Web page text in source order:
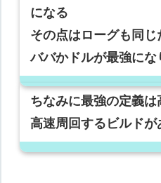
になる
その点はローグも同じ
ババかドルが最強にな
ちなみに最強の定義
高速周回するビルド